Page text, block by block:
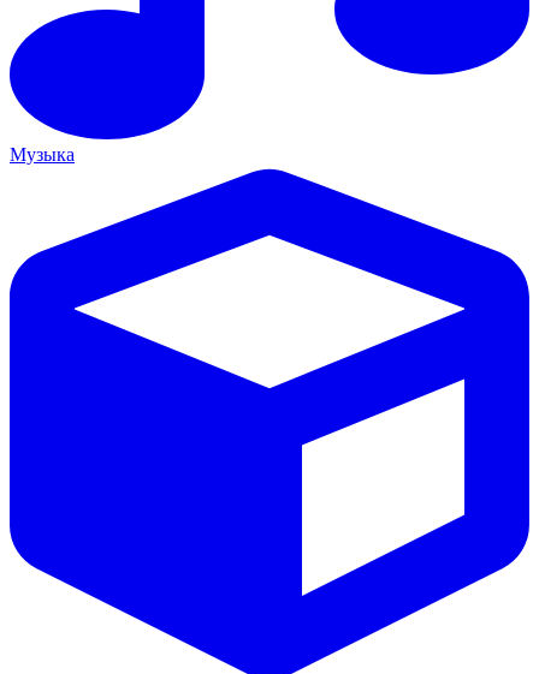
Музыка